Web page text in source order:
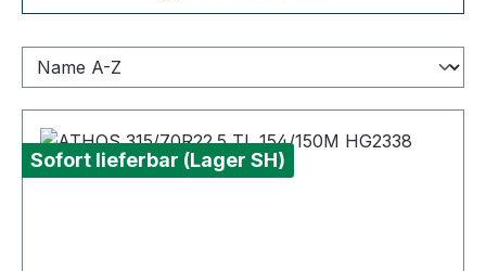
Sofort lieferbar (Lager SH)